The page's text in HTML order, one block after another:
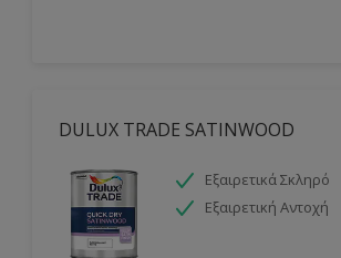
DULUX TRADE SATINWOOD
Εξαιρετικά Σκληρό
Εξαιρετική Αντοχή